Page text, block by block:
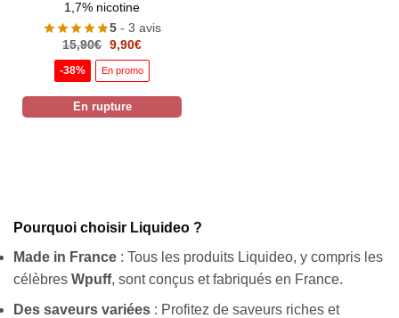
1,7% nicotine
5 - 3 avis
15,90€ Le
prix
initial
était :
9,90€Le
actuel
est :
-38% En promo
En rupture
Pourquoi choisir Liquideo ?
Made in France : Tous les produits Liquideo, y compris les
célèbres Wpuff, sont conçus et fabriqués en France.
Des saveurs variées : Profitez de saveurs riches et
Appliquer les filtres